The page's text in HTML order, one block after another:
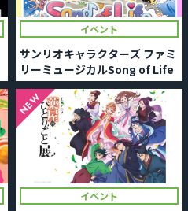
イベント
サンリオキャラクターズ ファミ
リーミュージカルSong of Life
NEW
イベント